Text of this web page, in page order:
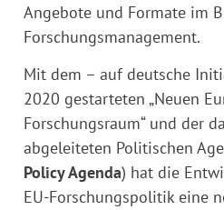
Angebote und Formate im
Forschungsmanagement.
Mit dem – auf deutsche
2020 gestarteten „Neuen
Forschungsraum“ und der
abgeleiteten Politischen
Policy Agenda) hat die
EU-Forschungspolitik eine